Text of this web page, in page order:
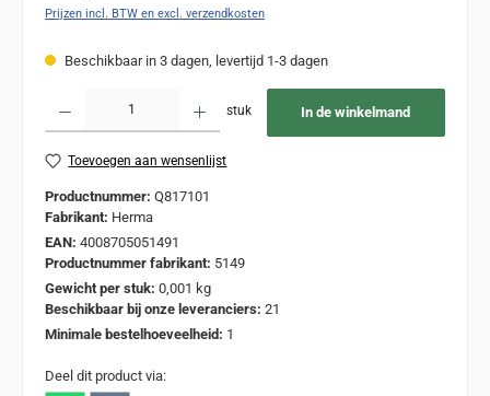
Prijzen incl. BTW en excl. verzendkosten
Beschikbaar in 3 dagen, levertijd 1-3 dagen
stuk In de winkelmand
Toevoegen aan wensenlijst
Productnummer: Q817101
Fabrikant: Herma
EAN: 4008705051491
Productnummer fabrikant: 5149
Gewicht per stuk: 0,001 kg
Beschikbaar bij onze leveranciers: 21
Minimale bestelhoeveelheid: 1
Deel dit product via: